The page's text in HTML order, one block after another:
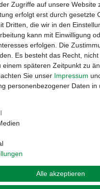
Zugriffe auf unsere Website
erfolgt erst durch gesetzte
Dritten, die wir in den
kann mit Einwilligung
erfolgen. Die
Es besteht das Recht,
einem späteren Zeitpunkt zu
Sie unser Impressum
personenbezogener Daten in
Alle akzeptieren